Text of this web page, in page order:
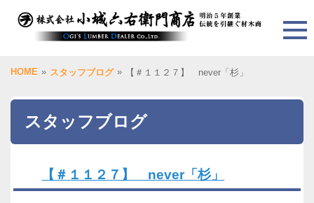
HOME » スタッフブログ » 【＃１１２７】 never「杉」
スタッフブログ
【＃１１２７】 never「杉」